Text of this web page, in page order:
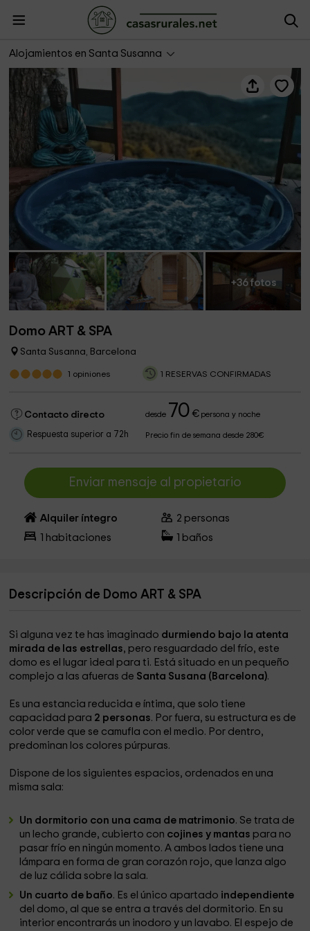
Alojamientos en Santa Susanna
+36 fotos
Domo ART & SPA
Santa Susanna, Barcelona
1 opiniones 1 RESERVAS CONFIRMADAS
Contacto directo desde 70 €persona y noche
Respuesta superior a 72h Precio fin de semana desde 280€
Enviar mensaje al propietario
Alquiler íntegro 2 personas
habitaciones baños
Descripción de Domo ART & SPA
Si alguna vez te has imaginado durmiendo bajo la atenta
mirada de las estrellas, pero resguardado del frío, este
domo es el lugar ideal para ti. Está situado en un pequeño
complejo a las afueras de Santa Susana (Barcelona).
Es una estancia reducida e íntima, que solo tiene
capacidad para 2 personas. Por fuera, su estructura es de
color verde que se camufla con el medio. Por dentro,
predominan los colores púrpuras.
Dispone de los siguientes espacios, ordenados en una
misma sala:
Un dormitorio con una cama de matrimonio. Se trata de
un lecho grande, cubierto con cojines y mantas para no
pasar frío en ningún momento. A ambos lados tiene una
lámpara en forma de gran corazón rojo, que lanza algo
de luz cálida sobre la sala.
Un cuarto de baño. Es el único apartado independiente
del domo, al que se entra a través del dormitorio. En su
interior encontrarás un inodoro y un lavabo. El espejo de